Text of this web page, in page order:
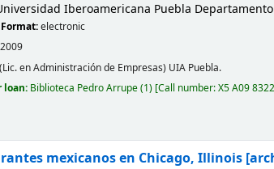
Iberoamericana Puebla
electronic
2009
en Administración de Empresas) UIA Puebla.
loan: Biblioteca Pedro Arrupe(1) Call number:X5 A09 8322
mexicanos en Chicago, Illinois